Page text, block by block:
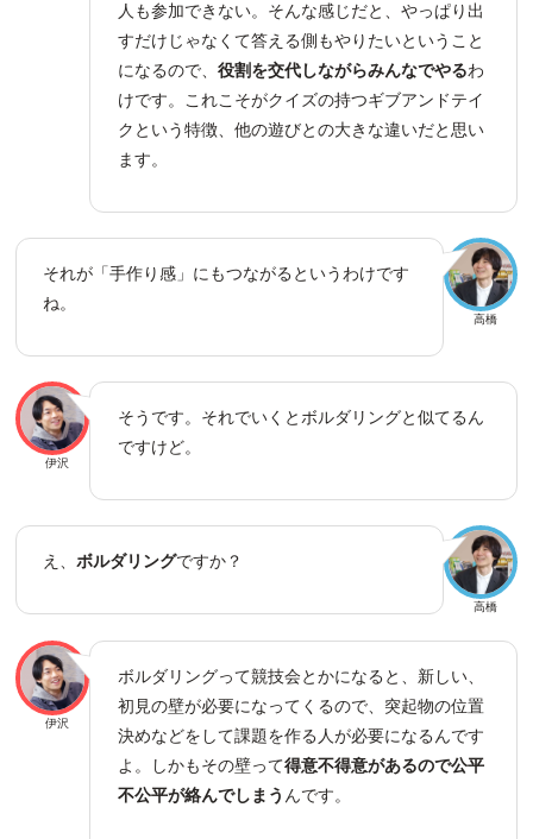
人も参加できない。そんな感じだと、やっぱり出
すだけじゃなくて答える側もやりたいということ
になるので、 役割を交代しながらみんなでやるわ
けです。これこそがクイズの持つギブアンドテイ
クという特徴、他の遊びとの大きな違いだと思い
ます。
高橋
それが「手作り感」にもつながるというわけです
ね。
伊沢
そうです。それでいくとボルダリングと似てるん
ですけど。
高橋
え、ボルダリングですか？
伊沢
ボルダリングって競技会とかになると、新しい、
初見の壁が必要になってくるので、突起物の位置
決めなどをして課題を作る人が必要になるんです
よ。しかもその壁って得意不得意があるので公平
不公平が絡んでしまう んです。